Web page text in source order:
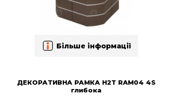
Більше інформації
ДЕКОРАТИВНА РАМКА H2T RAM04 4S
глибока